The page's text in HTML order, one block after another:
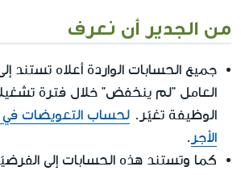
من الجدير أن نعرف
جميع الحسابات الواردة أعلاه تستند
العامل "لم ينخفض" خلال فترة
الوظيفة تغيّر. لحساب التعويضات في
الأجر .
كما وتستند هذه الحسابات إلى